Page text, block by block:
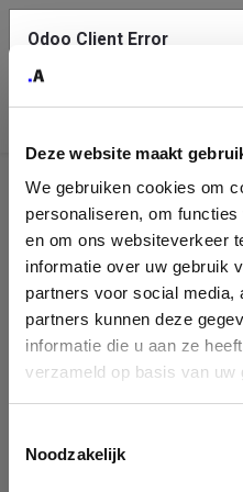
Deze website maakt
We gebruiken cookies om
personaliseren, om
en om ons websiteverkeer
informatie over uw gebruik
partners voor social media,
partners kunnen deze
informatie die u aan ze
verzameld op basis van
Noodzakelijk
Company
Identification
Please fill in your
You can search a company in
enterprise ID. When a company
form. If you don't find your
Odoo Client Error
service.
See details
Ok